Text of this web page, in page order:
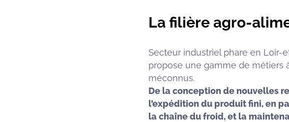
La filière agro-
Secteur industriel phare en Loir-
propose une gamme de métiers
méconnus.
De la conception de nouvelles
l’expédition du produit fini, en
la chaîne du froid, et la